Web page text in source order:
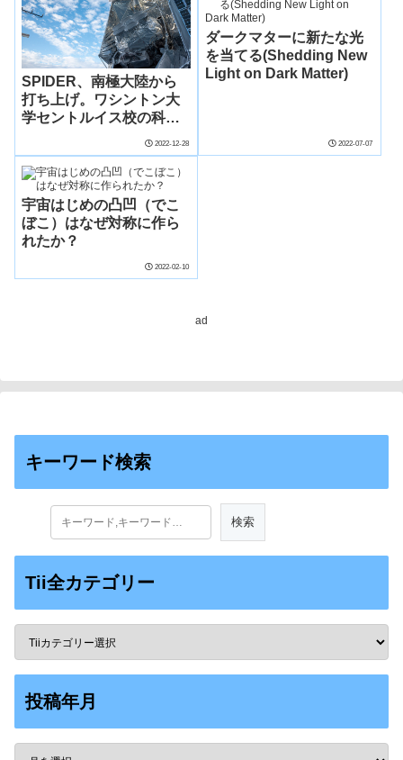
Universe）
SPIDER、南極大陸から
打ち上げ。ワシントン大
学セントルイス校の科学
初期宇宙を研究する気球
搭載の実験装置の打ち上
げに成功した。(SPIDER
launches from
Antarctica.A team of
scientists including
physicist Johanna Nagy
at Washington
2022-12-28
ダークマターに新たな光
を当てる(Shedding New
Light on Dark Matter)
2022-07-07
宇宙はじめの凸凹（でこ
ぼこ）はなぜ対称に作ら
れたか？
2022-02-10
ad
キーワード検索
Tii全カテゴリー
投稿年月